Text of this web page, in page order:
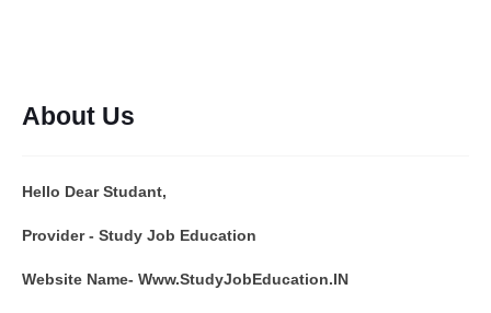
About Us
Hello Dear Studant,
Provider - Study Job Education
Website Name- Www.StudyJobEducation.IN